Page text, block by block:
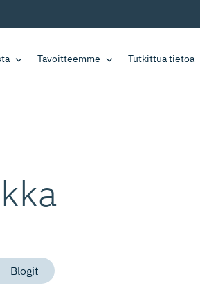
Tavoitteemme Tutkittua tietoa
Blogit